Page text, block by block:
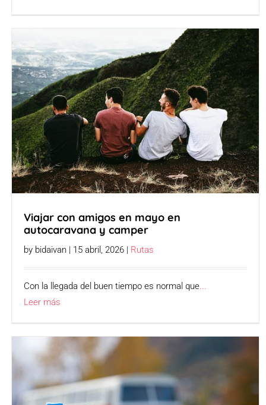
Viajar con amigos en mayo en
autocaravana y camper
by bidaivan | 15 abril, 2026 | Rutas
Con la llegada del buen tiempo es normal que...
Leer más